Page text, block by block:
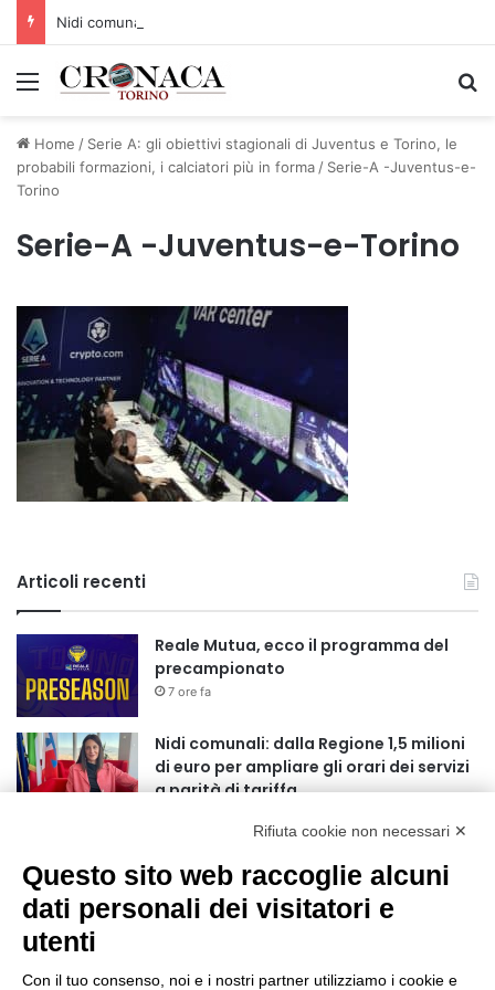
Menu
Home / Serie A: gli obiettivi stagionali di Juventus e Torino, le
probabili formazioni, i calciatori più in forma/ Serie-A -Juventus-e-
Torino
Serie-A -Juventus-e-Torino
Articoli recenti
Reale Mutua, ecco il programma del
precampionato
7 ore fa
Nidi comunali: dalla Regione 1,5 milioni
di euro per ampliare gli orari dei servizi
a parità di tariffa
collegamenti verso la collina
11 ore fa
agosto apre la strada al Grande
Rifiuta cookie non necessari ✕
Questo sito web raccoglie alcuni
dati personali dei visitatori e
utenti
Con il tuo consenso, noi e i nostri partner utilizziamo i cookie e